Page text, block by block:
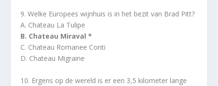
9. Welke Europees wijnhuis is in het bezit van Brad Pitt?
A. Chateau La Tulipe
B. Chateau Miraval *
C. Chateau Romanee Conti
D. Chateau Migraine
10. Ergens op de wereld is er een 3,5 kilometer lange